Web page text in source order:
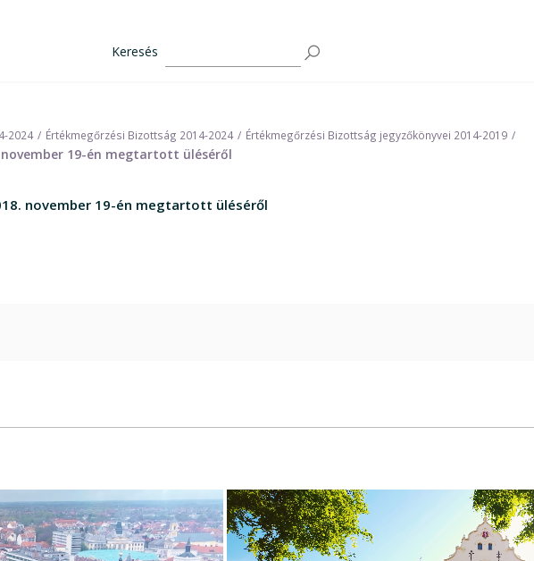
Keresés
2024 Értékmegőrzési Bizottság 2014-2024 Értékmegőrzési Bizottság jegyzőkönyvei 2014-2019
november 19-én megtartott üléséről
november 19-én megtartott üléséről